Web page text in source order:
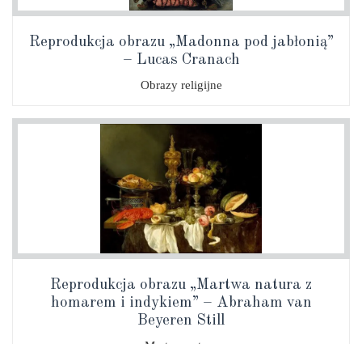
Reprodukcja obrazu „Madonna pod jabłonią”
– Lucas Cranach
Obrazy religijne
Reprodukcja obrazu „Martwa natura z
homarem i indykiem” – Abraham van
Beyeren Still